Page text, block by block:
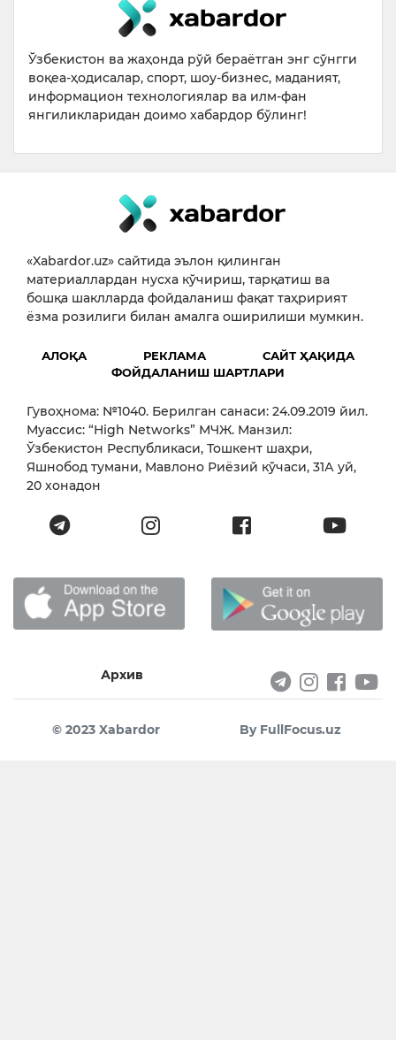
Ўзбекистон ва жаҳонда рўй бераётган энг сўнгги
воқеа-ҳодисалар, спорт, шоу-бизнес, маданият,
информацион технологиялар ва илм-фан
янгиликларидан доимо хабардор бўлинг!
«Xabardor.uz» сайтида эълон қилинган
материаллардан нусха кўчириш, тарқатиш ва
бошқа шаклларда фойдаланиш фақат таҳририят
ёзма розилиги билан амалга оширилиши мумкин.
АЛОҚА РЕКЛАМА
САЙТ ҲАҚИДА
ФОЙДАЛАНИШ ШАРТЛАРИ
Гувоҳнома: №1040. Берилган санаси: 24.09.2019 йил.
Муассис: “High Networks” МЧЖ. Манзил:
Ўзбекистон Республикаси, Тошкент шаҳри,
Яшнобод тумани, Мавлоно Риёзий кўчаси, 31А уй,
20 хонадон
Архив
© 2023 Xabardor By FullFocus.uz